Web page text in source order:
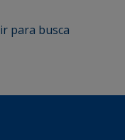
ir para busca